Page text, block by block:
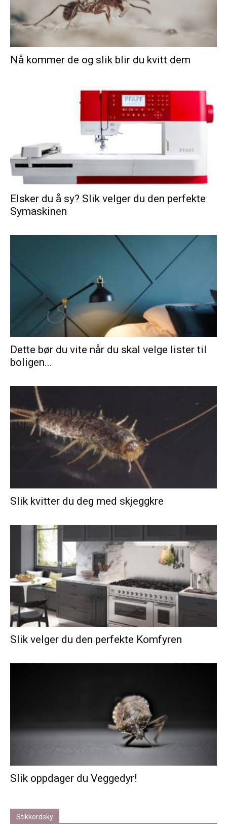
Nå kommer de og slik blir du kvitt dem
Elsker du å sy? Slik velger du den perfekte
Symaskinen
Dette bør du vite når du skal velge lister til
boligen...
Slik kvitter du deg med skjeggkre
Slik velger du den perfekte Komfyren
Slik oppdager du Veggedyr!
Stikkordsky